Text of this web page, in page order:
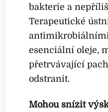
bakterie a
Terapeutické
esenciální oleje,
přetrvávající
odstranit.
Mohou snížit